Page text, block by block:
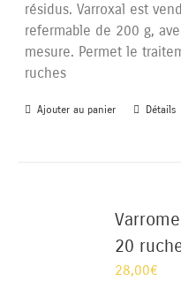
résidus. Varroxal est
refermable de 200 g,
mesure. Permet le
ruches
Ajouter au panier Détails
20
28,00€